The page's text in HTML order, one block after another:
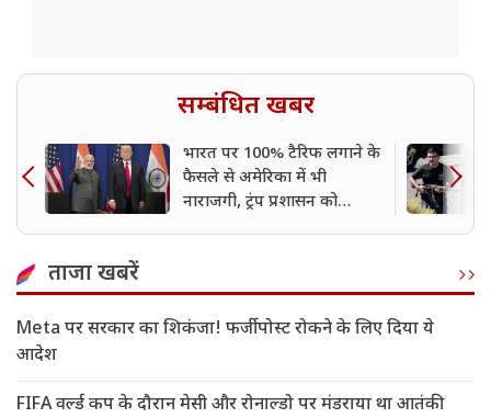
सम्बंधित खबर
भारत पर 100% टैरिफ लगाने के
फैसले से अमेरिका में भी
नाराजगी, ट्रंप प्रशासन को
ताजा खबरें
Meta पर सरकार का शिकंजा! फर्जी पोस्ट रोकने के लिए दिया ये
आदेश
FIFA वर्ल्ड कप के दौरान मेसी और रोनाल्डो पर मंडराया था आतंकी